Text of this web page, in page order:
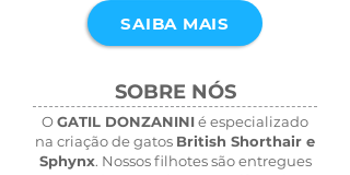
SAIBA MAIS
SOBRE NÓS
OGATIL DONZANINIé especializado
na criação de gatos British Shorthair e
Sphynx. Nossos filhotes são entregues